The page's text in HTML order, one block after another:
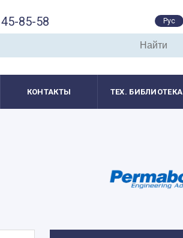
85-58 Рус
КОНТАКТЫ ТЕХ. БИБЛИОТЕКА